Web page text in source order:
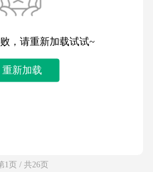
，请重新加载试试~
重新加载
1页 / 共26页